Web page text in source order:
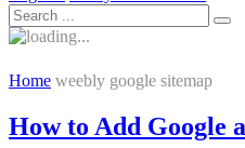
Home weebly google sitemap
How to Add Google